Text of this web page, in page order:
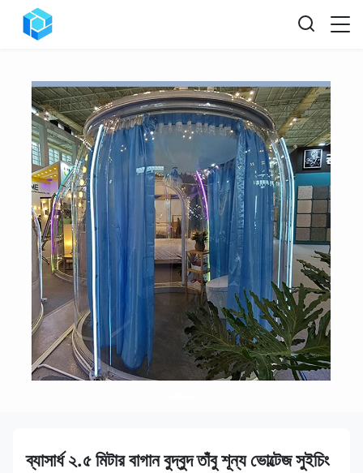
ব্যাসার্ধ ২.৫ মিটার বাগান বুদ্বুদ তাঁবু শূন্য ভোল্টেজ সুইচিং